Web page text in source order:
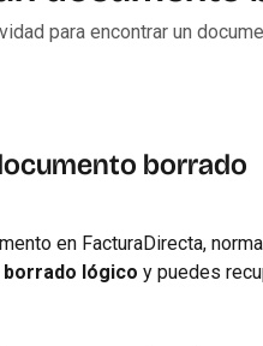
para encontrar un
borrado
en FacturaDirecta,
borrado lógico y puedes